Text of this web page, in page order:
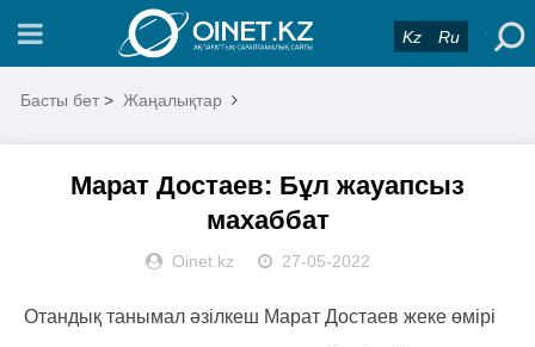
Kz Ru
Басты бет > Жаңалықтар
Марат Достаев: Бұл жауапсыз
махаббат
Oinet.kz 27-05-2022
Отандық танымал әзілкеш Марат Достаев жеке өмірі